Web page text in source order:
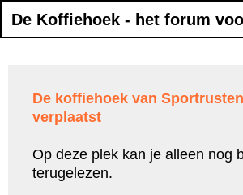
De Koffiehoek - het forum
De koffiehoek van
verplaatst
Op deze plek kan je alleen nog
terugelezen.